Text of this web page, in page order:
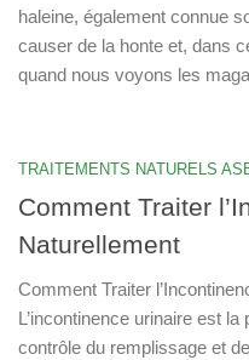
haleine, également connue
causer de la honte et, dans
quand nous voyons les
TRAITEMENTS NATURELS
Comment Traiter
Naturellement
Comment Traiter
L’incontinence urinaire est la
contrôle du remplissage et